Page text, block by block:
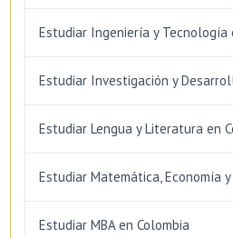
Estudiar Ingeniería y Tecnología
Estudiar Investigación y
Estudiar Lengua y Literatura en
Estudiar Matemática, Economía
Estudiar MBA en Colombia